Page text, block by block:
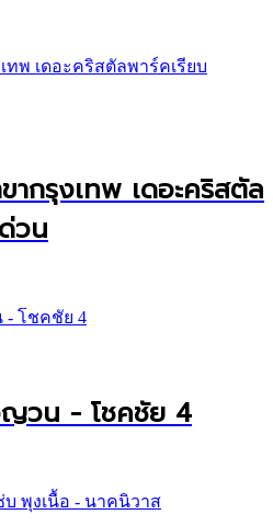
กรุงเทพ เดอะคริสตัล
วน
ญวน - โชคชัย 4